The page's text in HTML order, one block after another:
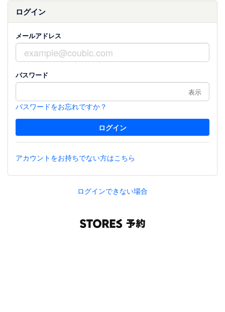
ログイン
メールアドレス
パスワード
表示
パスワードをお忘れですか？
アカウントをお持ちでない方はこちら
ログインできない場合